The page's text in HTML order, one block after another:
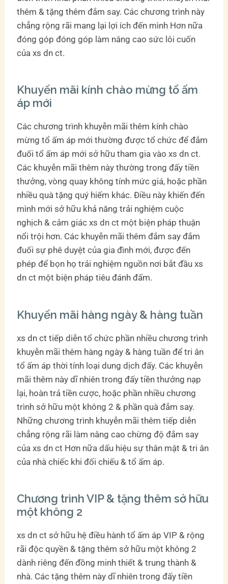
thêm & tặng thêm đắm say. Các chương trình này
chẳng rộng rãi mang lại lợi ích đến mình Hơn nữa
đóng góp đóng góp làm nâng cao sức lôi cuốn
của xs dn ct.
Khuyến mãi kính chào mừng tổ ấm
áp mới
Các chương trình khuyễn mãi thêm kính chào
mừng tổ ấm áp mới thường được tổ chức để đắm
đuối tổ ấm áp mới sở hữu tham gia vào xs dn ct.
Các khuyễn mãi thêm này thường trong đấy tiền
thưởng, vòng quay không tính mức giá, hoặc phần
nhiều quà tặng quý hiếm khác. Điều này khiến đến
mình mới sở hữu khả năng trải nghiệm cuộc
nghịch & cảm giác xs dn ct một biện pháp thuận
nổi trội hơn. Các khuyễn mãi thêm đắm say đắm
đuối sự phê duyệt của gia đình mới, được đến
phép để bọn họ trải nghiệm nguồn nơi bắt đầu xs
dn ct một biện pháp tiêu đánh đấm.
Khuyến mãi hàng ngày & hàng tuần
xs dn ct tiếp diễn tổ chức phần nhiều chương trình
khuyễn mãi thêm hàng ngày & hàng tuần để tri ân
tổ ấm áp thời tính loại dung dịch đấy. Các khuyễn
mãi thêm này dĩ nhiên trong đấy tiền thưởng nạp
lại, hoàn trả tiền cược, hoặc phần nhiều chương
trình sở hữu một không 2 & phần quà đắm say.
Những chương trình khuyễn mãi thêm tiếp diễn
chẳng rộng rãi làm nâng cao chừng độ đắm say
của xs dn ct Hơn nữa dấu hiệu sự thân mật & tri ân
của nhà chiếc khi đối chiếu & tổ ấm áp.
Chương trình VIP & tặng thêm sở hữu
một không 2
xs dn ct sở hữu hệ điều hành tổ ấm áp VIP & rộng
rãi độc quyền & tặng thêm sở hữu một không 2
dành riêng đến đồng minh thiết & trung thành &
nhà. Các tặng thêm này dĩ nhiên trong đấy tiền